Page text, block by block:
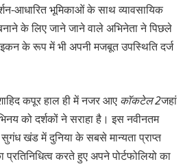
आधारित भूमिकाओं के साथ व्यावसायिक
के लिए जाने जाने वाले अभिनेता ने पिछले
के रूप में भी अपनी मजबूत उपस्थिति दर्ज
कपूर हाल ही में नजर आए कॉकटेल 2जहां
को दर्शकों ने सराहा है। इस नवीनतम
खंड में दुनिया के सबसे मान्यता प्राप्त
करते हुए अपने पोर्टफोलियो का